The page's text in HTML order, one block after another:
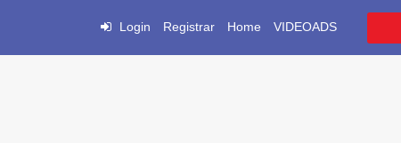
Login Registrar Home VIDEOADS